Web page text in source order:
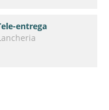
entrega